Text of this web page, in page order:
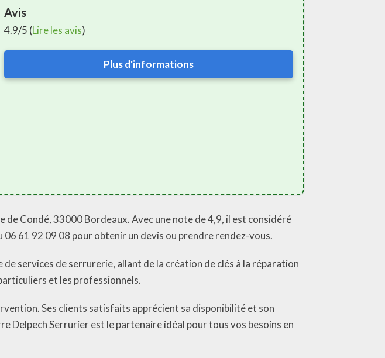
Avis
4.9/5 (Lire les avis)
Plus d'informations
Condé, 33000 Bordeaux. Avec une note de 4,9, il est considéré
06 61 92 09 08 pour obtenir un devis ou prendre rendez-vous.
services de serrurerie, allant de la création de clés à la réparation
et les professionnels.
Ses clients satisfaits apprécient sa disponibilité et son
Delpech Serrurier est le partenaire idéal pour tous vos besoins en